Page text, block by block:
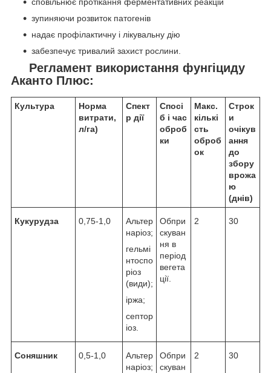
сповільнює протікання ферментативних реакцій
зупиняючи розвиток патогенів
надає профілактичну і лікувальну дію
забезпечує тривалий захист рослини.
Регламент використання фунгіциду
Аканто Плюс:
Культура
Норма
витрати,
л/га)
Спект
р дії
Спосі
б і час
оброб
ки
Макс.
кількі
сть
оброб
ок
Строк
и
очікув
ання
до
збору
врожа
ю
(днів)
Кукурудза 0,75-1,0
Альтер
наріоз;
гельмі
нтоспо
ріоз
(види);
іржа;
септор
іоз.
Обпри
скуван
ня в
період
вегета
ції.
2 30
Соняшник 0,5-1,0
Альтер
наріоз;
Обпри
скуван
2 30